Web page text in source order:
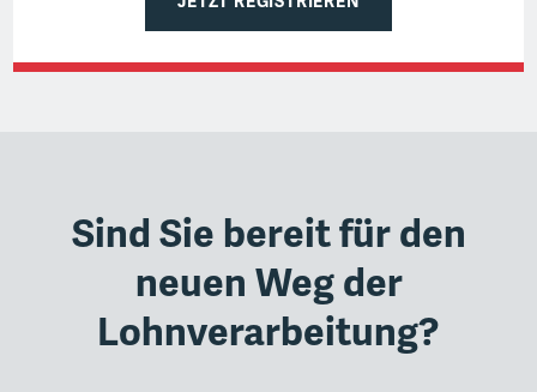
Sind Sie bereit für den
neuen Weg der
Lohnverarbeitung?